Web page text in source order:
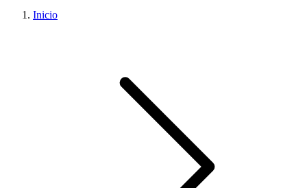
Inicio